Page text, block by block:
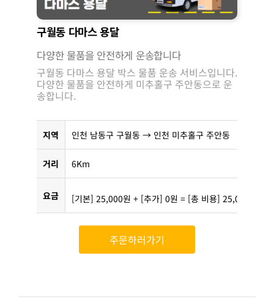
구월동 다마스 용달
다양한 물품을 안전하게 운송합니다
구월동 다마스 용달 박스 물품 운송 서비스입니다.
다양한 물품을 안전하게 미추홀구 주안동으로 운
송합니다.
지역 인천 남동구 구월동 → 인천 미추홀구 주안동
거리 6Km
요금 [기본] 25,000원 + [추가] 0원 = [총 비용] 25,000원
주문하러가기